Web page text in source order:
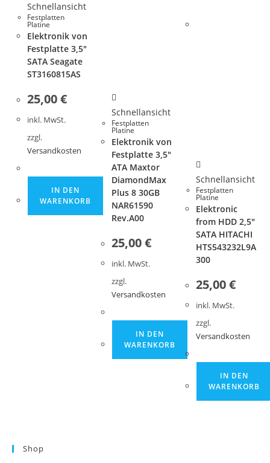
Schnellansicht
Festplatten
Platine
Elektronik von
Festplatte 3,5″
SATA Seagate
ST3160815AS
25,00€
inkl. MwSt.
zzgl.
Versandkosten
IN DEN
WARENKORB
Schnellansicht
Festplatten
Platine
Elektronik von
Festplatte 3,5″
ATA Maxtor
DiamondMax
Plus 8 30GB
NAR61590
Rev.A00
25,00€
inkl. MwSt.
zzgl.
Versandkosten
IN DEN
WARENKORB
Schnellansicht
Festplatten
Platine
Elektronic
from HDD 2,5″
SATA HITACHI
HTS543232L9A
300
25,00€
inkl. MwSt.
zzgl.
Versandkosten
IN DEN
WARENKORB
Shop